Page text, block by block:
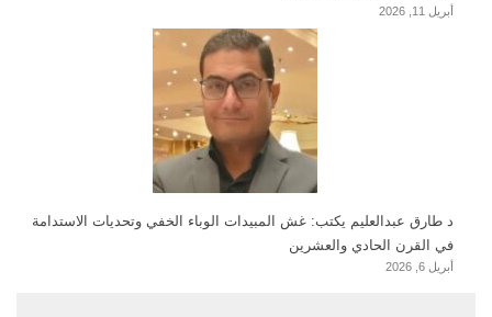
أبريل 11, 2026
د طارق عبدالعليم يكتب: غش المبيدات الوباء الخفي وتحديات الاستدامة
في القرن الحادي والعشرين
أبريل 6, 2026